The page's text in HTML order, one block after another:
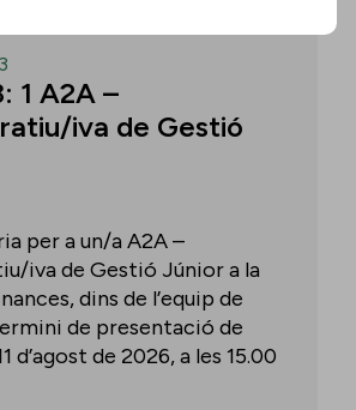
1 A2A –
iva de Gestió
per a un/a A2A –
iva de Gestió Júnior a la
dins de l’equip de
de presentació de
d’agost de 2026, a les 15.00